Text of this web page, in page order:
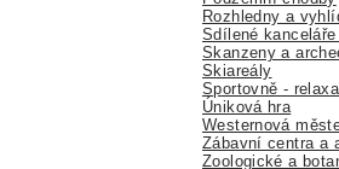
Rozhledny a
Sdílené
Skanzeny a
Skiareály
Sportovně -
Úniková hra
Westernová
Zábavní centra a
Zoologické a